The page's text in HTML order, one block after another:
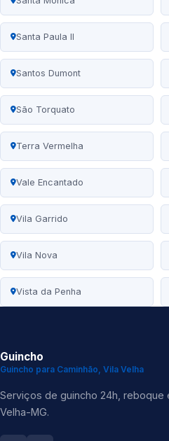
Santa Paula II
Santos Dumont
São Torquato
Terra Vermelha
Vale Encantado
Vila Garrido
Vila Nova
Vista da Penha
Guincho
Guincho para Caminhão, Vila Velha
Serviços de guincho 24h, reboque
Velha-MG.